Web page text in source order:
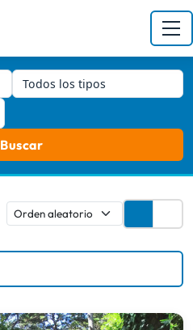
Todos los tipos
Buscar